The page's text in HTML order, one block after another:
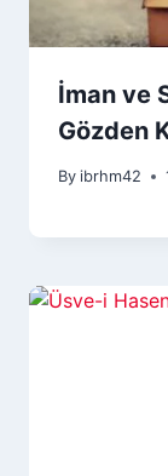
İman ve
Gözden
By ibrhm42